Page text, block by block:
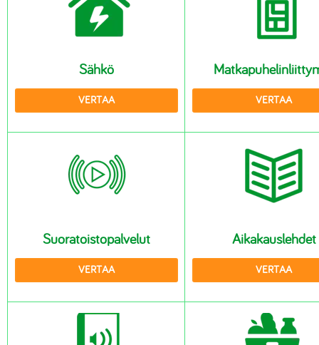
Lisäravinteet
Sähkö
VERTAA VERTAA
Suoratoistopalvelut
VERTAA
Aikakauslehdet
VERTAA